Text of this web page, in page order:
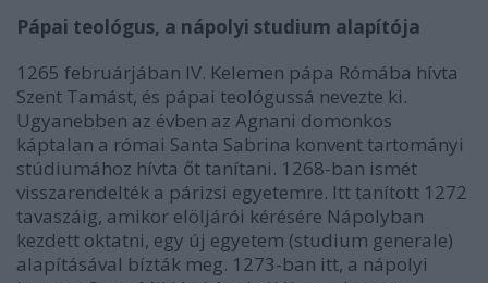
Pápai teológus, a nápolyi studium alapítója
1265 februárjában IV. Kelemen pápa Rómába hívta
Szent Tamást, és pápai teológussá nevezte ki.
Ugyanebben az évben az Agnani domonkos
káptalan a római Santa Sabrina konvent tartományi
stúdiumához hívta őt tanítani. 1268-ban ismét
visszarendelték a párizsi egyetemre. Itt tanított 1272
tavaszáig, amikor elöljárói kérésére Nápolyban
kezdett oktatni, egy új egyetem (studium generale)
alapításával bízták meg. 1273-ban itt, a nápolyi